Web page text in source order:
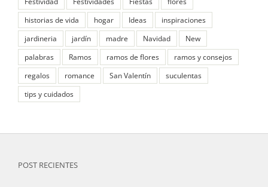
historias de vida
hogar Ideas
inspiraciones
jardineria
jardín madre Navidad
New
palabras
Ramos ramos de flores
ramos y consejos
regalos
romance San Valentín
suculentas
tips y cuidados
POST RECIENTES